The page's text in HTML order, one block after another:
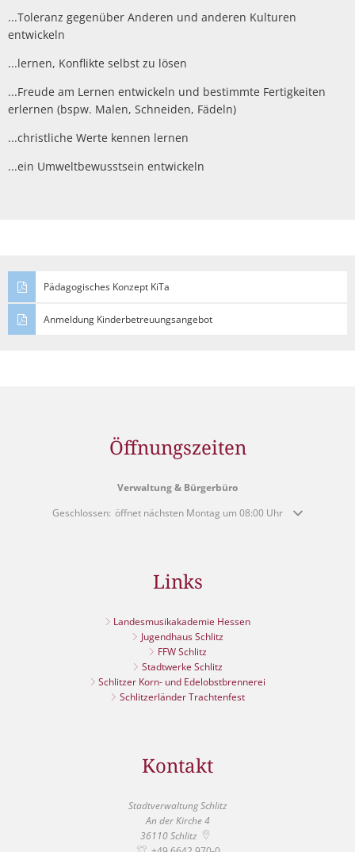
...Toleranz gegenüber Anderen und anderen Kulturen
entwickeln
...lernen, Konflikte selbst zu lösen
...Freude am Lernen entwickeln und bestimmte Fertigkeiten
erlernen (bspw. Malen, Schneiden, Fädeln)
...christliche Werte kennen lernen
...ein Umweltbewusstsein entwickeln
Pädagogisches Konzept KiTa
Anmeldung Kinderbetreuungsangebot
Öffnungszeiten
Verwaltung & Bürgerbüro
Klicken, um weitere Öffnungs- oder Schließzeiten auszublenden
Geschlossen: öffnet nächsten Montag um 08:00 Uhr
Links
Landesmusikakademie Hessen
Jugendhaus Schlitz
FFW Schlitz
Stadtwerke Schlitz
Schlitzer Korn- und Edelobstbrennerei
Schlitzerländer Trachtenfest
Kontakt
Stadtverwaltung Schlitz
An der Kirche 4
36110 Schlitz